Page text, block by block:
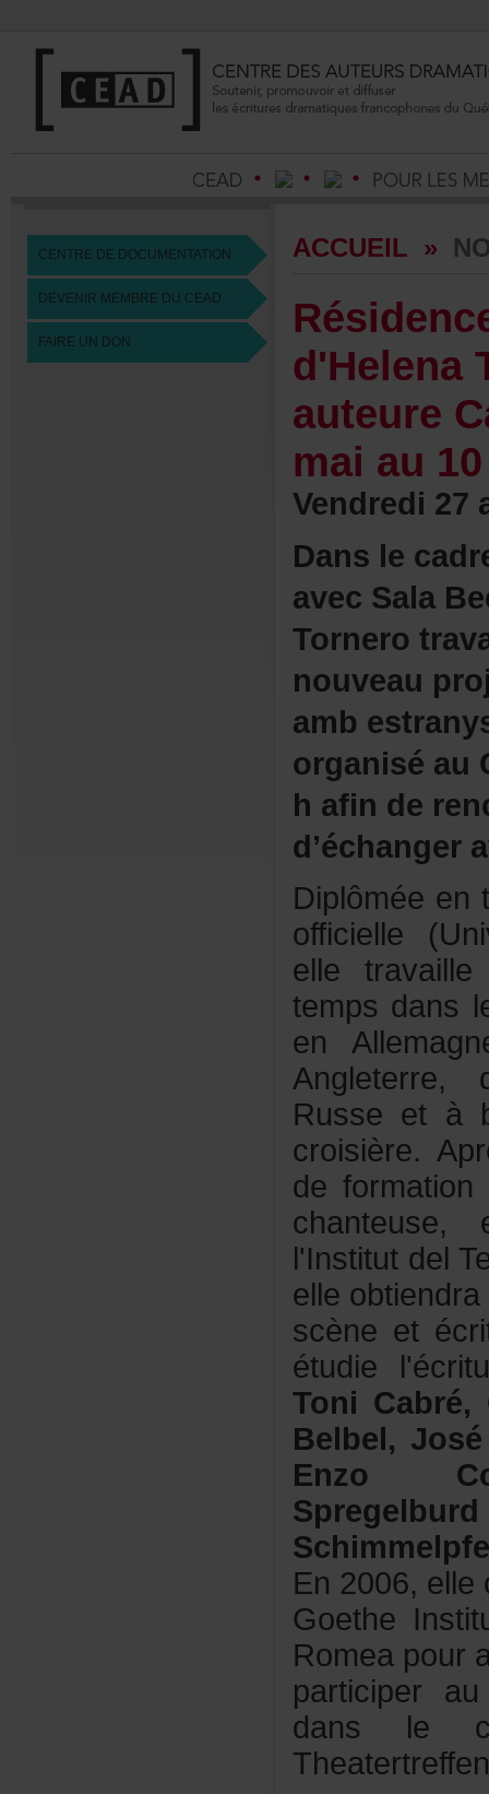
CENTREDEDOCUMENTATION
DEVENIRMEMBREDUCEAD
FAIREUNDON
ACCUEIL »
Spregelburd